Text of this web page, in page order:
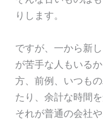
りします。
ですが、一から新
が苦手な人もいる
方、前例、いつも
たり、余計な時間
それが普通の会社